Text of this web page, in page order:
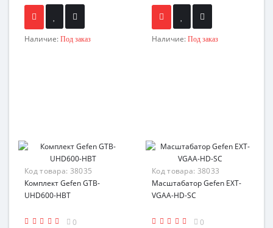
Наличие: Под заказ Наличие: Под заказ
Код товара: 38035
Комплект Gefen GTB-
UHD600-HBT
0
Код товара: 38033
Масштабатор Gefen EXT-
VGAA-HD-SC
0